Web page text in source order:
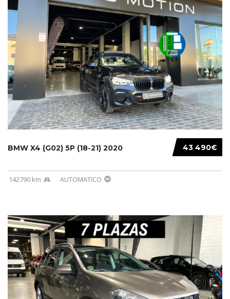
43 490€
BMW X4 (G02) 5P (18-21) 2020
142790 km AUTOMATICO